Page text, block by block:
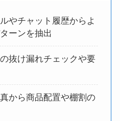
やチャット履歴からよ
ーンを抽出
抜け漏れチェックや要
から商品配置や棚割の